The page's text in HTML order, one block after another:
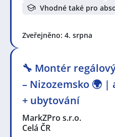
Vhodné také pro
Zveřejněno: 4. srpna
🔧 Montér
– Nizozemsko 🌍 |
+ ubytování
MarkZPro s.r.o.
Celá ČR